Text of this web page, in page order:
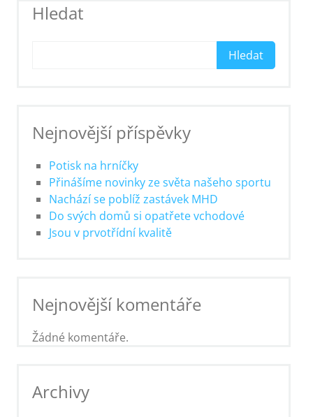
Hledat
Hledat
Nejnovější příspěvky
Potisk na hrníčky
Přinášíme novinky ze světa našeho sportu
Nachází se poblíž zastávek MHD
Do svých domů si opatřete vchodové
Jsou v prvotřídní kvalitě
Nejnovější komentáře
Žádné komentáře.
Archivy